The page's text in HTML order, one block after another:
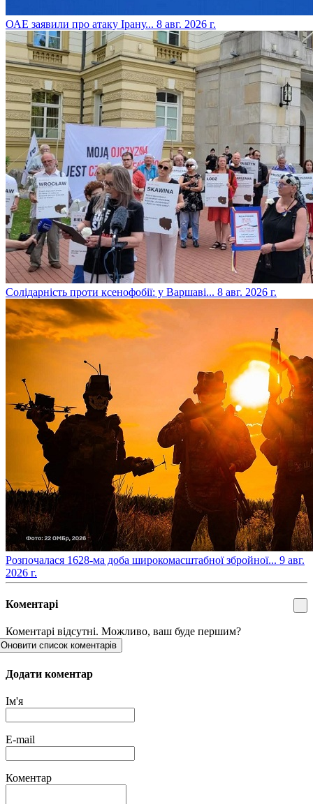
​ОАЕ заявили про атаку Ірану... 8 авг. 2026 г.
​Солідарність проти ксенофобії: у Варшаві... 8 авг. 2026 г.
​Розпочалася 1628-ма доба широкомасштабної збройної... 9 авг.
2026 г.
Коментарі
Коментарі відсутні. Можливо, ваш буде першим?
Оновити список коментарів
Додати коментар
Ім'я
E-mail
Коментар